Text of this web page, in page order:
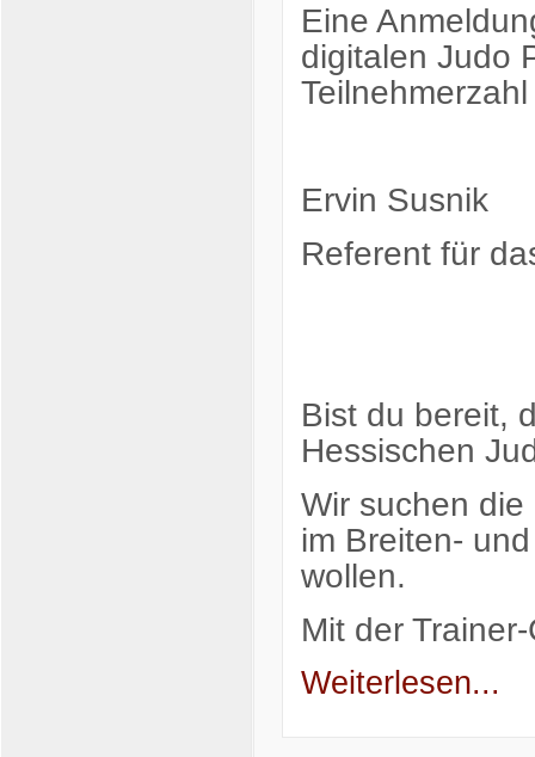
Eine
digitalen Judo
Ervin Susnik
Referent für
Bist du bereit,
Hessischen
Wir suchen
im Breiten-
wollen.
Mit der
Weiterlesen...